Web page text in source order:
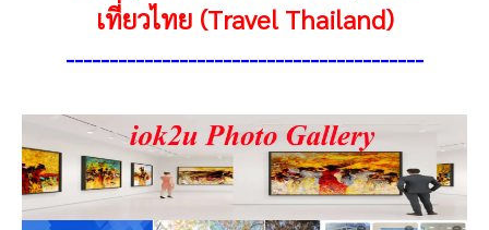
เที่ยวไทย (Travel Thailand)
-----------------------------------------